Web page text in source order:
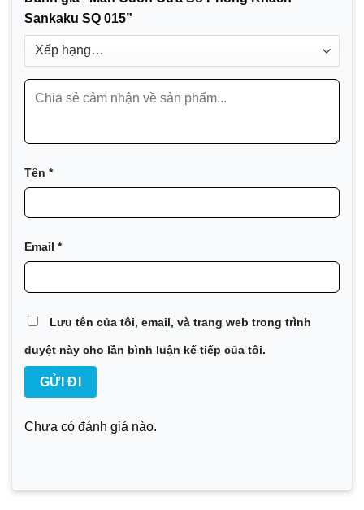
Sankaku SQ 015”
Tên *
Email *
Lưu tên của tôi, email, và trang web trong trình
duyệt này cho lần bình luận kế tiếp của tôi.
Chưa có đánh giá nào.